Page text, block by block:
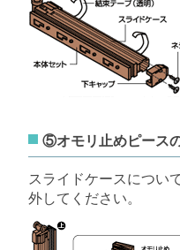
⑤オモリ止めピース
スライドケースについ
外してください。